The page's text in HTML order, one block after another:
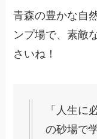
青森の豊かな自
ンプ場で、素敵
さいね！
「人生に
の砂場で